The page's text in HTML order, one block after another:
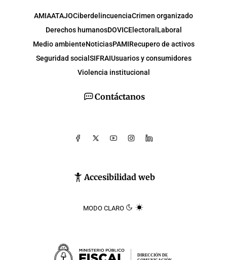
Contáctanos
Accesibilidad web
MODO CLARO
AMIAATAJOCiberdelincuenciaCrimen organizado
Derechos humanosDOVICElectoral Laboral
Medio ambienteNoticiasPAMIRecupero de activos
Seguridad social SIFRAIUsuarios y consumidores
Violencia institucional
DIRECCIÓN DE